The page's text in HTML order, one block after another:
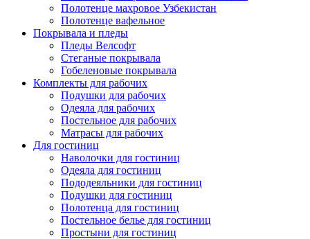
Полотенце махровое Узбекистан
Полотенце вафельное
Покрывала и пледы
Пледы Велсофт
Стеганые покрывала
Гобеленовые покрывала
Комплекты для рабочих
Подушки для рабочих
Одеяла для рабочих
Постельное для рабочих
Матрасы для рабочих
Для гостиниц
Наволочки для гостиниц
Одеяла для гостиниц
Пододеяльники для гостиниц
Подушки для гостиниц
Полотенца для гостиниц
Постельное белье для гостиниц
Простыни для гостиниц